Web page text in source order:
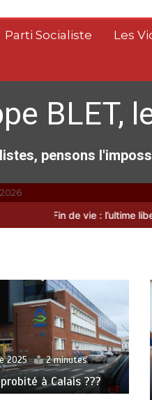
Parti Socialiste Les
BLET,
pensons
Fin de vie : l’ultime liberté…
2025 2 minutes
à Calais ???